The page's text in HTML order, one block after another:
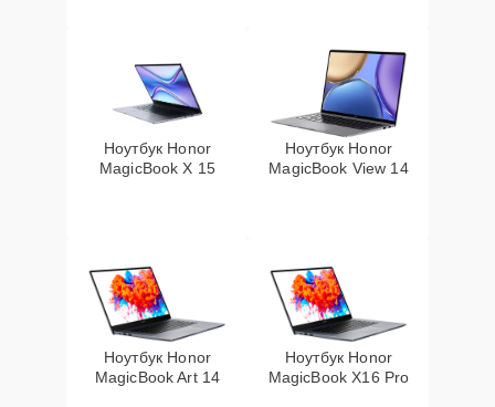
Ноутбук Honor
MagicBook X 15
Ноутбук Honor
MagicBook View 14
Ноутбук Honor
MagicBook Art 14
Ноутбук Honor
MagicBook X16 Pro